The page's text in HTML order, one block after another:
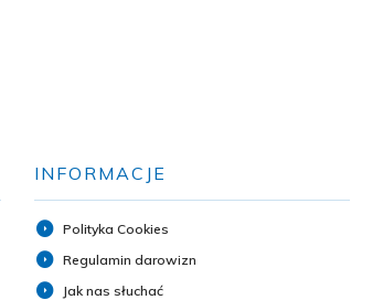
INFORMACJE
Polityka Cookies
Regulamin darowizn
Jak nas słuchać